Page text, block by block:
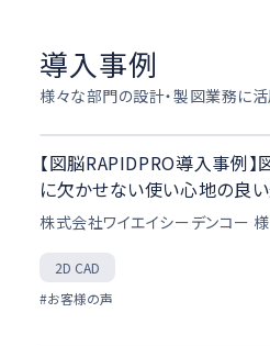
導入事例
様々な部門の設計・製図業務に
【図脳RAPIDPRO導入事例
に欠かせない使い心地の良
株式会社ワイエイシーデンコー 様
2D CAD
#お客様の声